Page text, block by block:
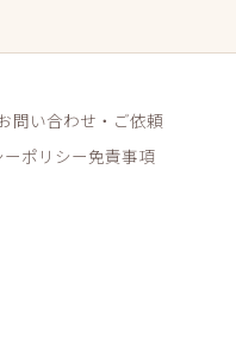
問い合わせ・ご依頼
ポリシー免責事項